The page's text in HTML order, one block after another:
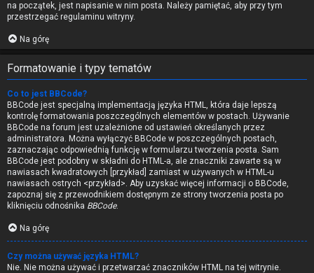
na początek, jest napisanie w nim posta. Należy pamiętać, aby przy tym
przestrzegać regulaminu witryny.
Na górę
Formatowanie i typy tematów
Co to jest BBCode?
BBCode jest specjalną implementacją języka HTML, która daje lepszą
kontrolę formatowania poszczególnych elementów w postach. Używanie
BBCode na forum jest uzależnione od ustawień określanych przez
administratora. Można wyłączyć BBCode w poszczególnych postach,
zaznaczając odpowiednią funkcję w formularzu tworzenia posta. Sam
BBCode jest podobny w składni do HTML-a, ale znaczniki zawarte są w
nawiasach kwadratowych [przykład] zamiast w używanych w HTML-u
nawiasach ostrych <przykład>. Aby uzyskać więcej informacji o BBCode,
zapoznaj się z przewodnikiem dostępnym ze strony tworzenia posta po
kliknięciu odnośnika BBCode.
Na górę
Czy można używać języka HTML?
Nie. Nie można używać i przetwarzać znaczników HTML na tej witrynie.